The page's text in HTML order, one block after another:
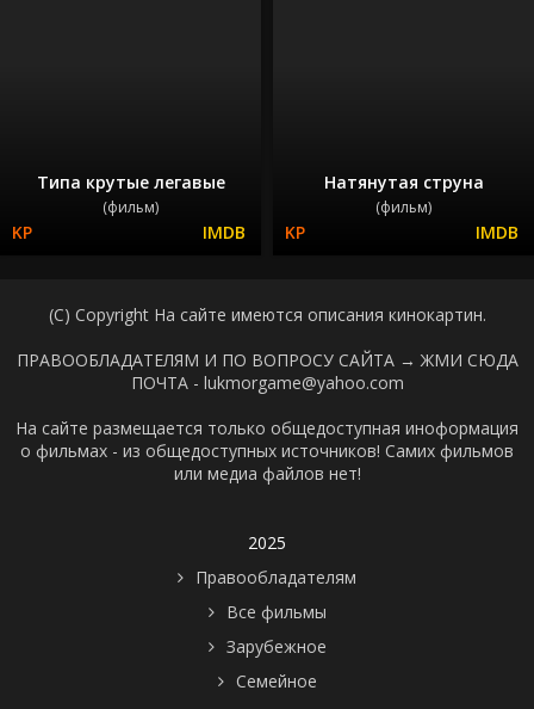
Типа крутые легавые
(фильм)
Натянутая струна
(фильм)
(C) Copyright На сайте имеются описания кинокартин.
ПРАВООБЛАДАТЕЛЯМ И ПО ВОПРОСУ САЙТА → ЖМИ СЮДА
ПОЧТА - lukmorgame@yahoo.com
На сайте размещается только общедоступная иноформация
о фильмах - из общедоступных источников! Самих фильмов
или медиа файлов нет!
2025
Правообладателям
Все фильмы
Зарубежное
Семейное